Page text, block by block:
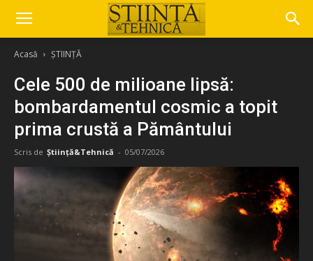
Acasă ȘTIINȚĂ
Cele 500 de milioane lipsă:
bombardamentul cosmic a topit
prima crustă a Pământului
Scris de Știință&Tehnică - 05/07/2026